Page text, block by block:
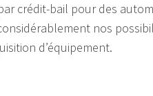
crédit-bail pour des
nos
d’équipement.